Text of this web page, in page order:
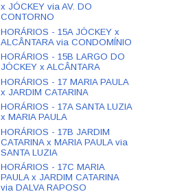
x JÓCKEY via AV. DO
CONTORNO
HORÁRIOS - 15A JÓCKEY x
ALCÂNTARA via CONDOMÍNIO
HORÁRIOS - 15B LARGO DO
JÓCKEY x ALCÂNTARA
HORÁRIOS - 17 MARIA PAULA
x JARDIM CATARINA
HORÁRIOS - 17A SANTA LUZIA
x MARIA PAULA
HORÁRIOS - 17B JARDIM
CATARINA x MARIA PAULA via
SANTA LUZIA
HORÁRIOS - 17C MARIA
PAULA x JARDIM CATARINA
via DALVA RAPOSO